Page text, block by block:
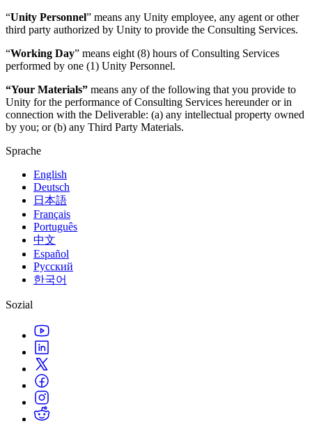
“Unity Personnel” means any Unity employee, any agent or other
third party authorized by Unity to provide the Consulting Services.
“Working Day” means eight (8) hours of Consulting Services
performed by one (1) Unity Personnel.
“Your Materials” means any of the following that you provide to
Unity for the performance of Consulting Services hereunder or in
connection with the Deliverable: (a) any intellectual property owned
by you; or (b) any Third Party Materials.
Sprache
English
Deutsch
日本語
Français
Português
中文
Español
Русский
한국어
Sozial